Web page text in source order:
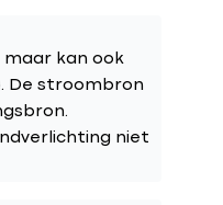
kan ook
De stroombron
niet